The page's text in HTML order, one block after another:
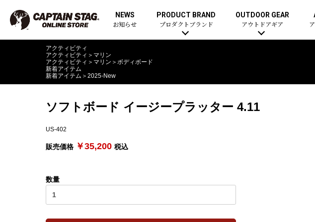
NEWS
お知らせ
PRODUCT BRAND
プロダクトブランド
OUTDOOR GEAR
アウトドアギア
アクティビティ
アクティビティ ＞ マリン
アクティビティ ＞ マリン ＞ ボディボード
新着アイテム
新着アイテム ＞ 2025-New
ソフトボード イージープラッター 4.11
US-402
販売価格 ￥35,200 税込
数量